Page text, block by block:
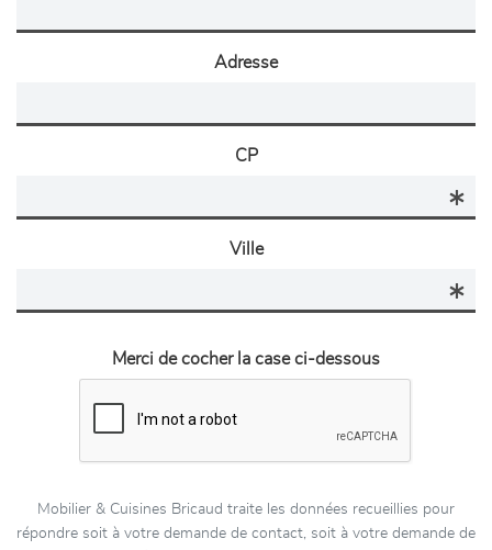
Adresse
CP
Ville
Merci de cocher la case ci-dessous
Mobilier & Cuisines Bricaud traite les données recueillies pour
répondre soit à votre demande de contact, soit à votre demande de